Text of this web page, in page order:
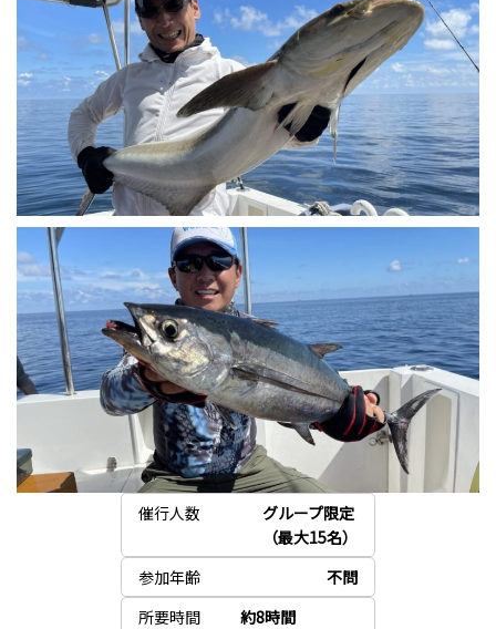
催行人数
グループ限定
（最大15名）
参加年齢
不問
所要時間
約8時間